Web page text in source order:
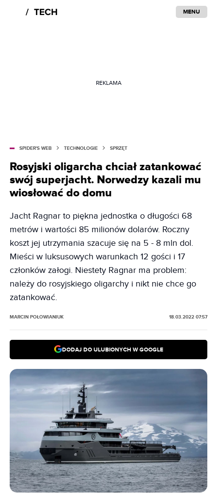
MENU
REKLAMA
SPIDER'S WEB TECHNOLOGIE SPRZĘT
Rosyjski oligarcha chciał zatankować
swój superjacht. Norwedzy kazali mu
wiosłować do domu
Jacht Ragnar to piękna jednostka o długości 68
metrów i wartości 85 milionów dolarów. Roczny
koszt jej utrzymania szacuje się na 5 - 8 mln dol.
Mieści w luksusowych warunkach 12 gości i 17
członków załogi. Niestety Ragnar ma problem:
należy do rosyjskiego oligarchy i nikt nie chce go
zatankować.
MARCIN POŁOWIANIUK 18.03.2022 07:57
DODAJ DO ULUBIONYCH W GOOGLE